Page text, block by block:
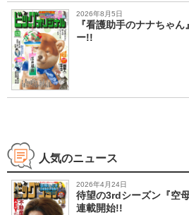
2026年8月5日
『看護助手のナナちゃ
ー!!
人気のニュース
2026年4月24日
待望の3rdシーズン『空
連載開始!!